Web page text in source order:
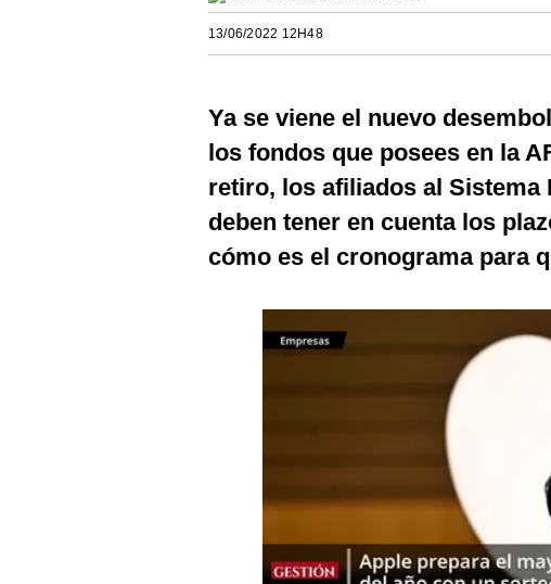
13/06/2022 12H48
Ya se viene el nuevo
los fondos que posees en la
retiro, los afiliados al Sistema
deben tener en cuenta los
cómo es el cronograma para